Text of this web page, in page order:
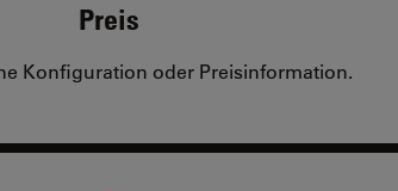
Preis
Konfiguration oder Preisinformation.